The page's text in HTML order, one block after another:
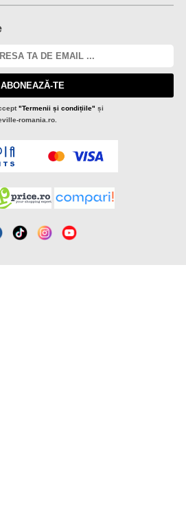
ABONEAZĂ-TE
"Termenii și condițiile" și
romania.ro.